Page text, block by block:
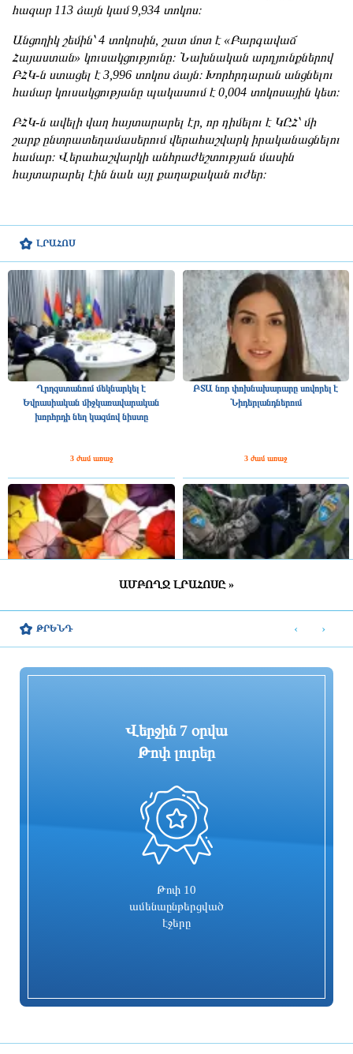
ԼՐԱՀՈՍ
Ղրղզստանում մեկնարկել է
Եվրասիական միջկառավարական
խորհրդի նեղ կազմով նիստը
3 ժամ առաջ
ԲՏԱ նոր փոխնախարարը սովորել է
Նիդերլանդներում
3 ժամ առաջ
հնարավոր է կարկուտ
ամենամեծը մի քանի տասնամյակի
ընթացքում
«ՑԱՅԳ» հեռուստաընկերությունն
իրականացնում է «Շիրակցու խոսք»
Հիմնանորոգվում է Սևան-Մարտունի-
ավտոճանապարհի մի հատվածը
ամիսը
գործընթացի մեջ է»
ԱՄԲՈՂՋ ԼՐԱՀՈՍԸ »
հազար 113 ձայն կամ 9,934 տոկոս։
Անցողիկ շեմին՝ 4 տոկոսին, շատ մոտ է «Բարգավաճ
Հայաստան» կուսակցությունը։ Նախնական արդյունքներով
ԲՀԿ-ն ստացել է 3,996 տոկոս ձայն։ Խորհրդարան անցնելու
համար կուսակցությանը պակասում է 0,004 տոկոսային կետ։
ԲՀԿ-ն ավելի վաղ հայտարարել էր, որ դիմելու է ԿԸՀ՝ մի
շարք ընտրատեղամասերում վերահաշվարկ իրականացնելու
համար։ Վերահաշվարկի անհրաժեշտության մասին
հայտարարել էին նաև այլ քաղաքական ուժեր։
ԹՐԵՆԴ
Վերջին 7 օրվա
Թոփ լուրեր
Թոփ 10
ամենաընթերցված
էջերը
‹ ›